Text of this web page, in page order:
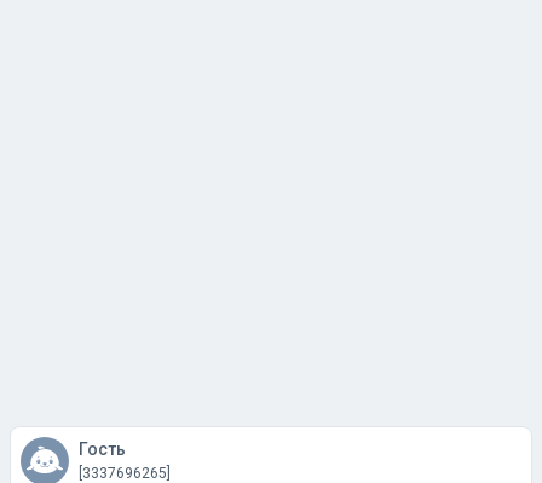
Гость
[3337696265]